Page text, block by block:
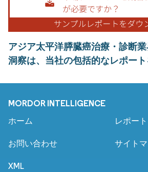
アジア太平洋膵臓癌治療・診断
洞察は、当社の包括的なレポー
MORDOR INTELLIGENCE
ホーム レポート
お問い合わせ サイト
XML